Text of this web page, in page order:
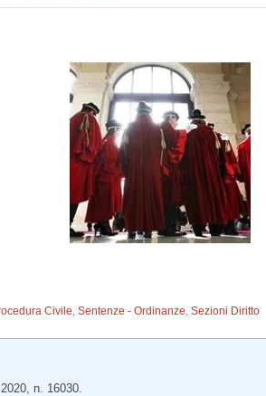
Civile,Sentenze - Ordinanze,Sezioni Diritto
n. 16030.